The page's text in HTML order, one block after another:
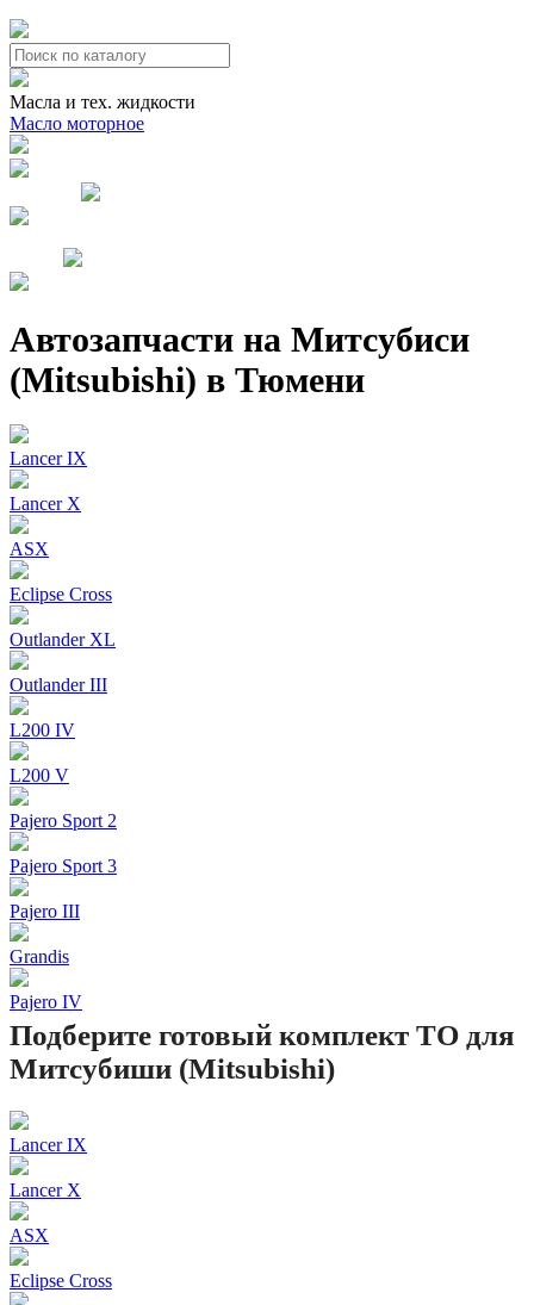
Масла и тех. жидкости
Масло моторное
Автозапчасти на Митсубиси
(Mitsubishi) в Тюмени
Lancer IX
Lancer X
ASX
Eclipse Cross
Outlander XL
Outlander III
L200 IV
L200 V
Pajero Sport 2
Pajero Sport 3
Pajero III
Grandis
Pajero IV
Подберите готовый комплект ТО для
Митсубиши (Mitsubishi)
Lancer IX
Lancer X
ASX
Eclipse Cross